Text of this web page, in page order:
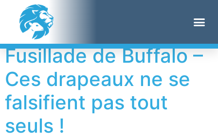
Étiquette :
Fusillade de Buffalo –
Ces drapeaux ne se
falsifient pas tout
seuls !